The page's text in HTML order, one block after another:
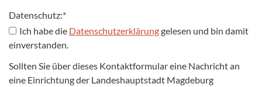
Datenschutz:*
Ich habe die Datenschutzerklärunggelesen und bin damit
einverstanden.
Sollten Sie über dieses Kontaktformular eine Nachricht an
eine Einrichtung der Landeshauptstadt Magdeburg